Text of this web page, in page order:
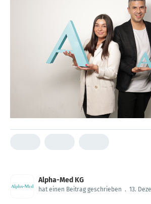
Alpha-Med KG
hat einen Beitrag geschrieben . 13.